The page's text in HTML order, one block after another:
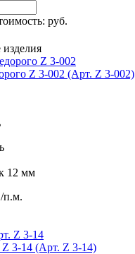
руб.
Z 3-002 (Арт. Z 3-002)
12 мм
п.м.
Z 3-14 (Арт. Z 3-14)